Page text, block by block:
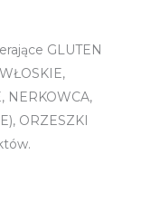
GLUTEN
NERKOWCA,
ORZESZKI